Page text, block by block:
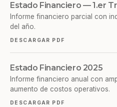
Estado Financiero — 1.er
Informe financiero parcial con
del año.
DESCARGAR PDF
Estado Financiero 2025
Informe financiero anual con
aumento de costos operativos.
DESCARGAR PDF